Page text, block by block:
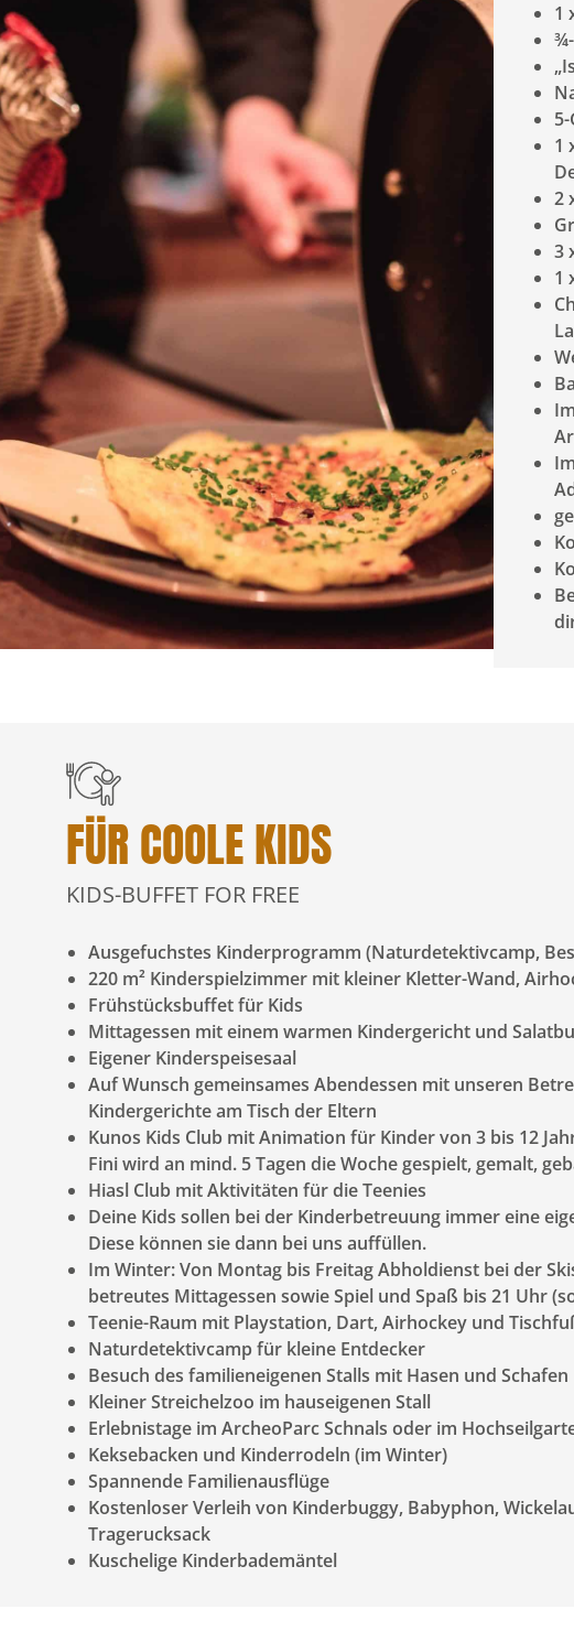
1
1
2
3
1
FÜR COOLE KIDS
KIDS-BUFFET FOR FREE
Ausgefuchstes Kinderprogramm (Naturdetektivcamp,
220 m² Kinderspielzimmer mit kleiner Kletter-Wand,
Frühstücksbuffet für Kids
Mittagessen mit einem warmen Kindergericht und
Eigener Kinderspeisesaal
Auf Wunsch gemeinsames Abendessen mit unseren
Kindergerichte am Tisch der Eltern
Kunos Kids Club mit Animation für Kinder von 3 bis 12
Fini wird an mind. 5 Tagen die Woche gespielt, gemalt,
Hiasl Club mit Aktivitäten für die Teenies
Deine Kids sollen bei der Kinderbetreuung immer eine
Diese können sie dann bei uns auffüllen.
Im Winter: Von Montag bis Freitag Abholdienst bei der
betreutes Mittagessen sowie Spiel und Spaß bis 21 Uhr
Teenie-Raum mit Playstation, Dart, Airhockey und
Naturdetektivcamp für kleine Entdecker
Besuch des familieneigenen Stalls mit Hasen und Schafen
Kleiner Streichelzoo im hauseigenen Stall
Erlebnistage im ArcheoParc Schnals oder im
Keksebacken und Kinderrodeln (im Winter)
Spannende Familienausflüge
Kostenloser Verleih von Kinderbuggy, Babyphon,
Tragerucksack
Kuschelige Kinderbademäntel